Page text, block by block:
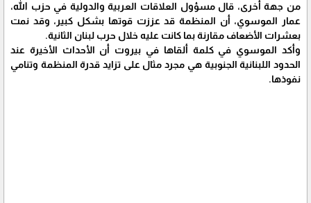
من جهة أخرى، قال مسؤول العلاقات العربية والدولية في حزب الله،
عمار الموسوي، أن المنظمة قد عززت قوتها بشكل كبير، وقد نمت
بعشرات الأضعاف مقارنة بما كانت عليه خلال حرب لبنان الثانية.
وأكد الموسوي في كلمة ألقاها في بيروت أن الأحداث الأخيرة عند
الحدود اللبنانية الجنوبية هي مجرد مثال على تزايد قدرة المنظمة وتنامي
نفوذها.